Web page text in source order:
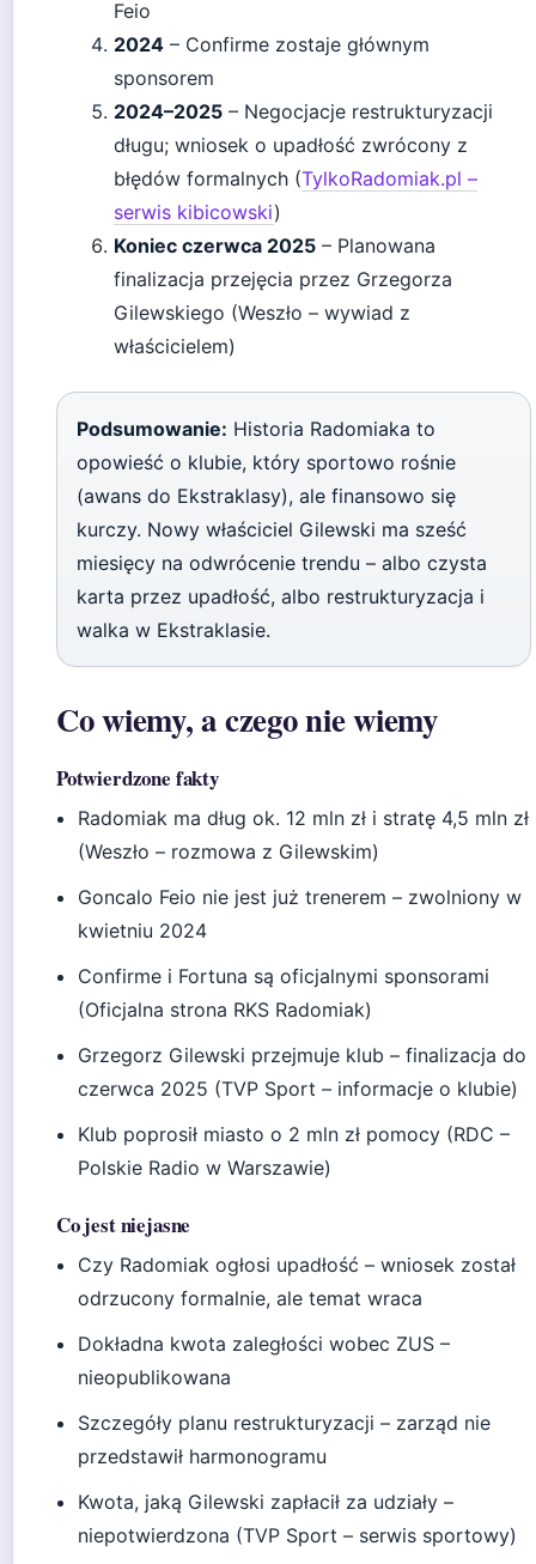
Feio
2024 – Confirme zostaje głównym
sponsorem
2024–2025 – Negocjacje restrukturyzacji
długu; wniosek o upadłość zwrócony z
błędów formalnych (TylkoRadomiak.pl –
serwis kibicowski)
Koniec czerwca 2025 – Planowana
finalizacja przejęcia przez Grzegorza
Gilewskiego (Weszło – wywiad z
właścicielem)
Podsumowanie: Historia Radomiaka to
opowieść o klubie, który sportowo rośnie
(awans do Ekstraklasy), ale finansowo się
kurczy. Nowy właściciel Gilewski ma sześć
miesięcy na odwrócenie trendu – albo czysta
karta przez upadłość, albo restrukturyzacja i
walka w Ekstraklasie.
Co wiemy, a czego nie wiemy
Potwierdzone fakty
Radomiak ma dług ok. 12 mln zł i stratę 4,5 mln zł
(Weszło – rozmowa z Gilewskim)
Goncalo Feio nie jest już trenerem – zwolniony w
kwietniu 2024
Confirme i Fortuna są oficjalnymi sponsorami
(Oficjalna strona RKS Radomiak)
Grzegorz Gilewski przejmuje klub – finalizacja do
czerwca 2025 (TVP Sport – informacje o klubie)
Klub poprosił miasto o 2 mln zł pomocy (RDC –
Polskie Radio w Warszawie)
Co jest niejasne
Czy Radomiak ogłosi upadłość – wniosek został
odrzucony formalnie, ale temat wraca
Dokładna kwota zaległości wobec ZUS –
nieopublikowana
Szczegóły planu restrukturyzacji – zarząd nie
przedstawił harmonogramu
Kwota, jaką Gilewski zapłacił za udziały –
niepotwierdzona (TVP Sport – serwis sportowy)